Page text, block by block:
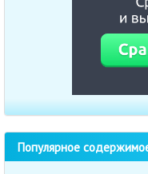
Популярное